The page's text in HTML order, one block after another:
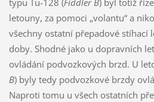
typu Tu-128 (Fiddler B) byl totiž
letouny, za pomoci „volantu“ a
všechny ostatní přepadové stíhací
doby. Shodné jako u dopravních
ovládání podvozkových brzd. U
B) byly tedy podvozkové brzdy
Naproti tomu u všech ostatních